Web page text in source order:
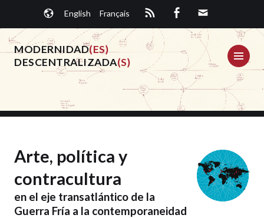
contenido.
English Français
MODERNIDAD(ES)
DESCENTRALIZADA(S)
Arte, política y
contracultura
en el eje transatlántico de la
Guerra Fría a la contemporaneidad